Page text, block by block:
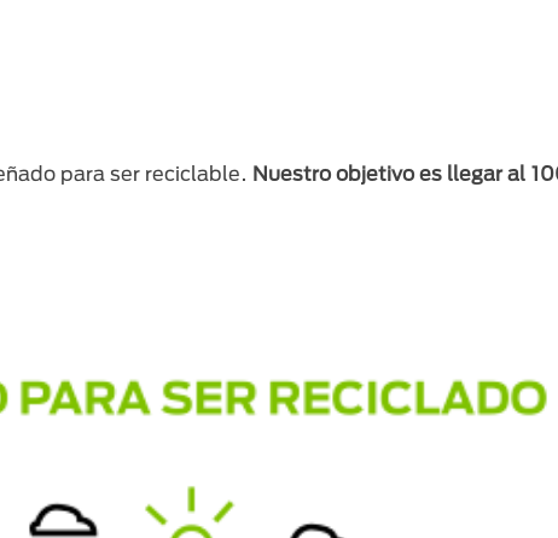
para ser reciclable. Nuestro objetivo es llegar al